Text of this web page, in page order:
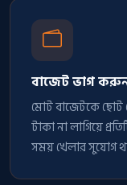
বাজেট ভাগ
মোট বাজেটকে ছোট
টাকা না লাগিয়ে
সময় খেলার সুযোগ